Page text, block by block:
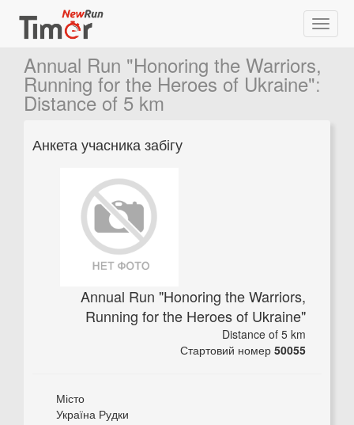
Annual Run "Honoring the Warriors,
Running for the Heroes of Ukraine":
Distance of 5 km
Анкета учасника забігу
Annual Run "Honoring the Warriors,
Running for the Heroes of Ukraine"
Distance of 5 km
Стартовий номер 50055
Місто
Україна Рудки